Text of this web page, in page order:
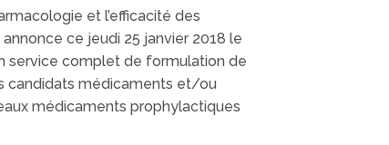
et l’efficacité des
ce jeudi 25 janvier 2018 le
service complet de formulation de
candidats médicaments et/ou
médicaments prophylactiques